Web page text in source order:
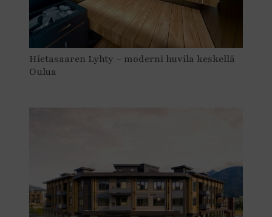
Hietasaaren Lyhty – moderni huvila keskellä
Oulua